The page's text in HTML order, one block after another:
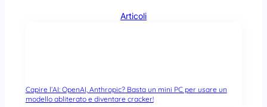
Articoli
Capire l’AI: OpenAI, Anthropic? Basta un mini PC per usare un
modello abliterato e diventare cracker!